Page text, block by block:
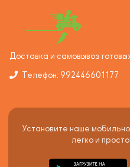
Доставка и самовывоз
Телефон: 992446601177
Установите наше
легко и